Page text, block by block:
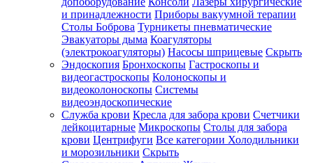
и принадлежности Приборы вакуумной терапии
Столы Боброва Турникеты пневматические
Эвакуаторы дыма Коагуляторы
(электрокоагуляторы) Насосы шприцевые Скрыть
Эндоскопия Бронхоскопы Гастроскопы и
видеогастроскопы Колоноскопы и
видеоколоноскопы Системы
видеоэндоскопические
Служба крови Кресла для забора крови Счетчики
лейкоцитарные Микроскопы Столы для забора
крови Центрифуги Все категории Холодильники
и морозильники Скрыть